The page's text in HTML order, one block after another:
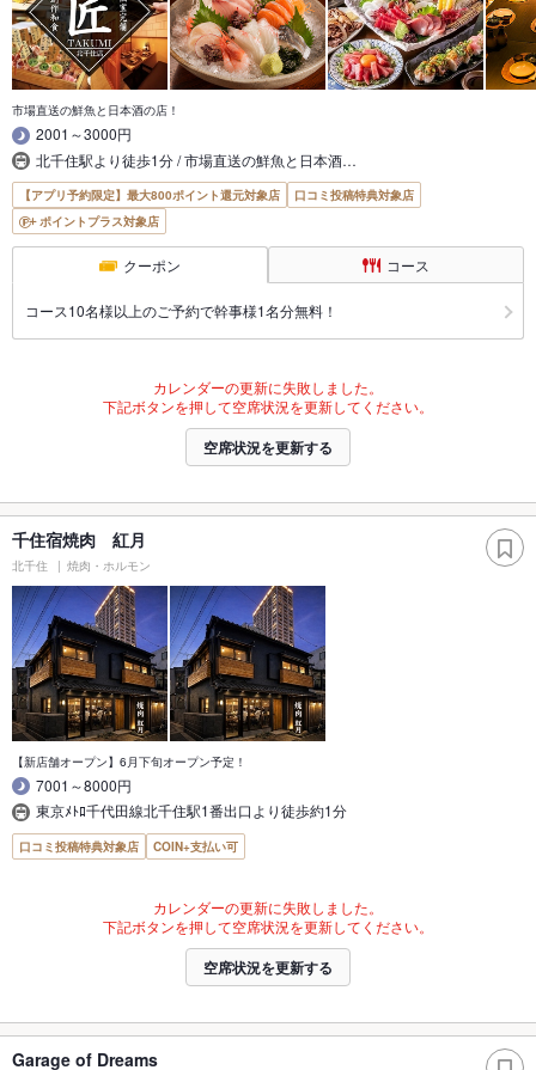
市場直送の鮮魚と日本酒の店！
2001～3000円
北千住駅より徒歩1分 / 市場直送の鮮魚と日本酒…
【アプリ予約限定】最大800ポイント還元対象店
口コミ投稿特典対象店
ポイントプラス対象店
クーポン コース
コース10名様以上のご予約で幹事様1名分無料！
カレンダーの更新に失敗しました。
下記ボタンを押して空席状況を更新してください。
空席状況を更新する
千住宿焼肉 紅月
北千住 焼肉・ホルモン
【新店舗オープン】6月下旬オープン予定！
7001～8000円
東京ﾒﾄﾛ千代田線北千住駅1番出口より徒歩約1分
口コミ投稿特典対象店 COIN+支払い可
カレンダーの更新に失敗しました。
下記ボタンを押して空席状況を更新してください。
空席状況を更新する
Garage of Dreams